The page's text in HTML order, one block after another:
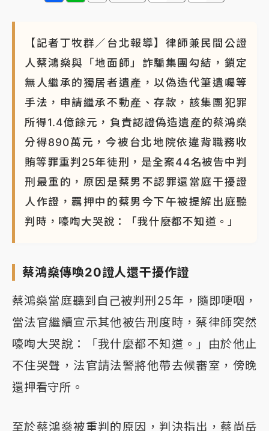
【記者丁牧群／台北報導】律師兼民間公證
人蔡鴻燊與「地面師」詐騙集團勾結，鎖定
無人繼承的獨居者遺產，以偽造代筆遺囑等
手法，申請繼承不動產、存款，該集團犯罪
所得1.4億餘元，負責認證偽造遺產的蔡鴻燊
分得890萬元，今被台北地院依違背職務收
賄等罪重判25年徒刑，是全案44名被告中判
刑最重的，原因是蔡男不認罪還當庭干擾證
人作證，羈押中的蔡男今下午被提解出庭聽
判時，嚎啕大哭說：「我什麼都不知道。」
蔡鴻燊傳喚20證人還干擾作證
蔡鴻燊當庭聽到自己被判刑25年，隨即哽咽，
當法官繼續宣示其他被告刑度時，蔡律師突然
嚎啕大哭說：「我什麼都不知道。」由於他止
不住哭聲，法官請法警將他帶去候審室，傍晚
還押看守所。
至於蔡鴻燊被重判的原因，判決指出，蔡尚岳